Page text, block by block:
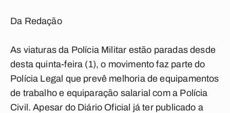
Da Redação
As viaturas da Polícia Militar estão paradas desde
desta quinta-feira (1), o movimento faz parte do
Polícia Legal que prevê melhoria de equipamentos
de trabalho e equiparação salarial com a Polícia
Civil. Apesar do Diário Oficial já ter publicado a